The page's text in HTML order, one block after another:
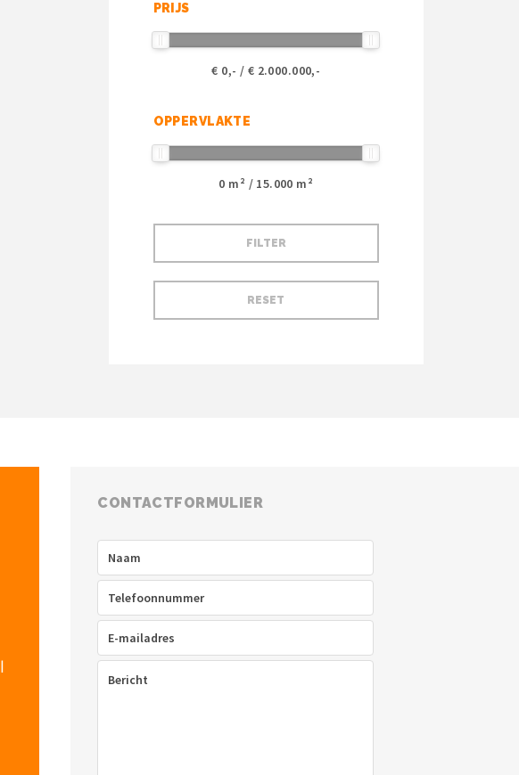
PRIJS
€ 0,- / € 2.000.000,-
OPPERVLAKTE
0 m² / 15.000 m²
CONTACTFORMULIER
Telefoon
mailadres(Vereist)